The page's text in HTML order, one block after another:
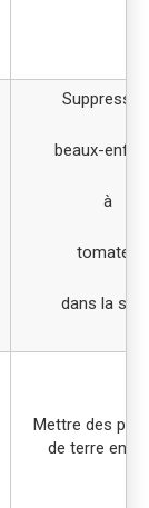
beaux-
à
tomates
dans la
Mettre des
de terre en